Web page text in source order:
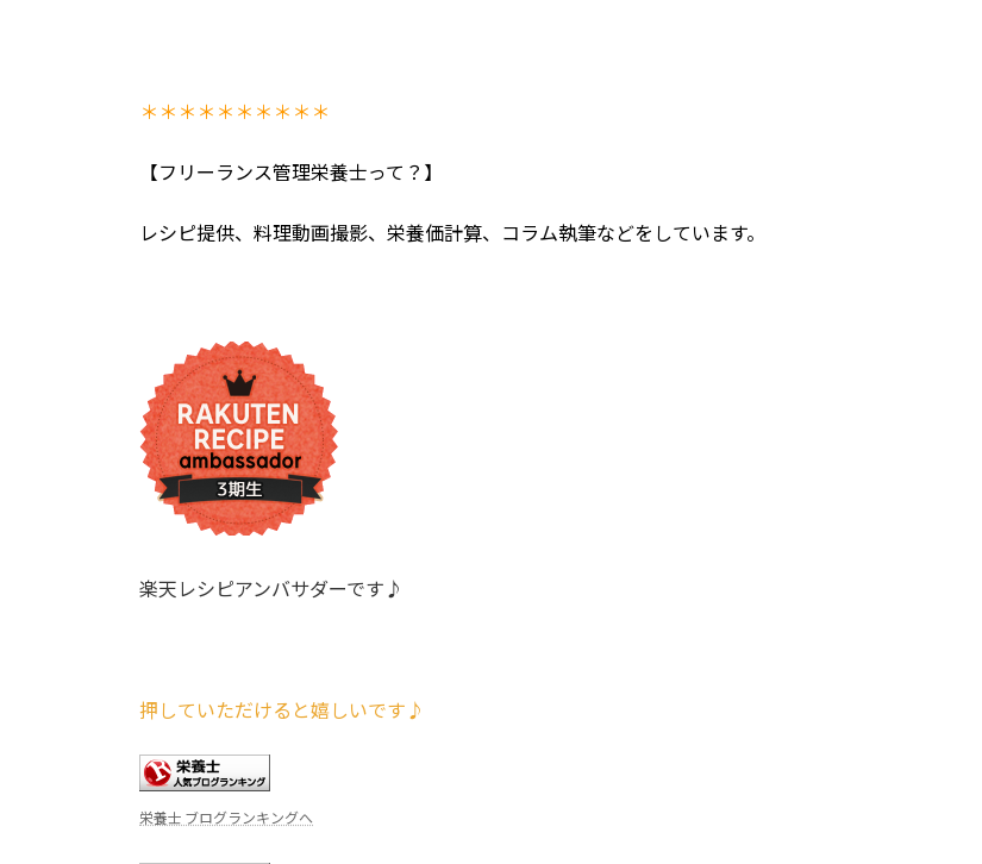
＊＊＊＊＊＊＊＊＊＊
【フリーランス管理栄養士って？】
レシピ提供、料理動画撮影、栄養価計算、コラム執筆などをしています。
楽天レシピアンバサダーです♪
押していただけると嬉しいです♪
栄養士 ブログランキングへ